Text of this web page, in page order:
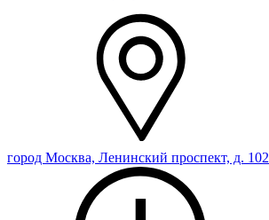
город Москва, Ленинский проспект, д. 102